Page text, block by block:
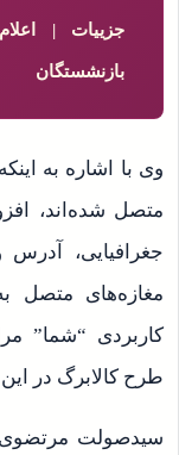
جزییات |
بازنشستگان
متصل شده‌اند،
جغرافیایی،
مغازه‌های متصل
کاربردی “شما”
طرح کالابرگ در این
سیدصولت مرتضوی،